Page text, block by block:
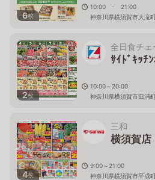
6枚
10:00 - 21:00
神奈川県横須賀市大滝
2枚
全日食チェ
ｻｲﾄﾞｷｯﾁ
10:00～20:00
神奈川県横須賀市田浦
4枚
三和
横須賀店
9:00～21:00
神奈川県横須賀市平成